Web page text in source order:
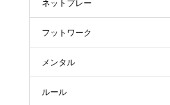
ネットプレー
フットワーク
メンタル
ルール